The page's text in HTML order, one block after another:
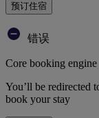
预订住宿
错误
Core booking engine
You’ll be redirected
book your stay